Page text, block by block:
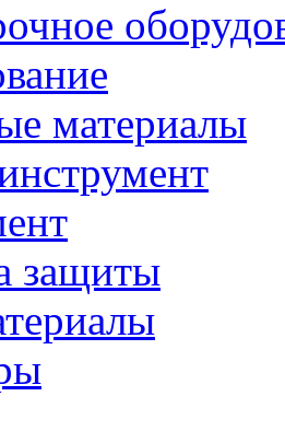
материалы
защиты